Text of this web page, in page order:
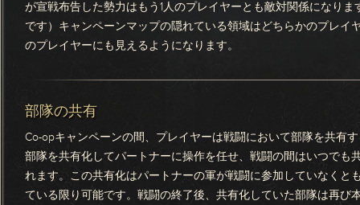
が宣戦布告した勢力はもう1人のプレイヤーとも敵対関係になり
です）キャンペーンマップの隠れている領域はどちらかのプレイ
のプレイヤーにも見えるようになります。
部隊の共有
Co-opキャンペーンの間、プレイヤーは戦闘において部隊を共有
部隊を共有化してパートナーに操作を任せ、戦闘の間はいつでも
れます。この共有化はパートナーの軍が戦闘に参加していなくと
ている限り可能です。戦闘の終了後、共有化していた部隊は再び